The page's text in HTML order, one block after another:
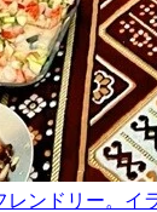
ンドリー。